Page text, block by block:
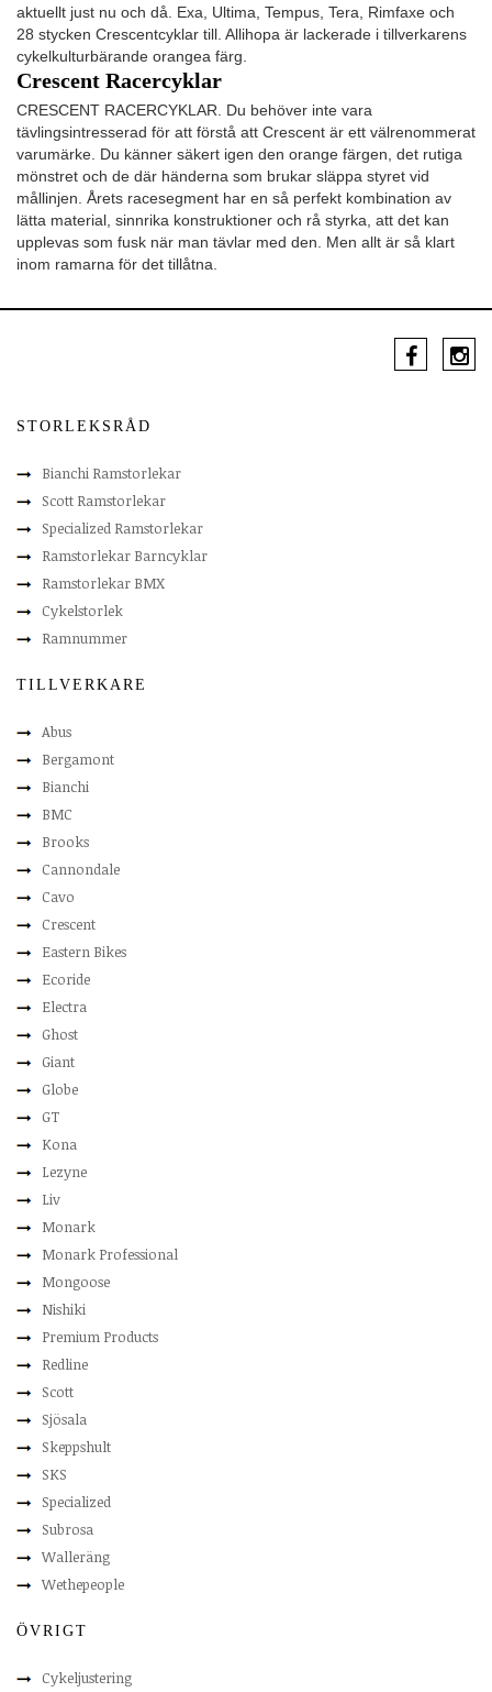
aktuellt just nu och då. Exa, Ultima, Tempus, Tera, Rimfaxe och
28 stycken Crescentcyklar till. Allihopa är lackerade i tillverkarens
cykelkulturbärande orangea färg.
Crescent Racercyklar
CRESCENT RACERCYKLAR. Du behöver inte vara
tävlingsintresserad för att förstå att Crescent är ett välrenommerat
varumärke. Du känner säkert igen den orange färgen, det rutiga
mönstret och de där händerna som brukar släppa styret vid
mållinjen. Årets racesegment har en så perfekt kombination av
lätta material, sinnrika konstruktioner och rå styrka, att det kan
upplevas som fusk när man tävlar med den. Men allt är så klart
inom ramarna för det tillåtna.
STORLEKSRÅD
Bianchi Ramstorlekar
Scott Ramstorlekar
Specialized Ramstorlekar
Ramstorlekar Barncyklar
Ramstorlekar BMX
Cykelstorlek
Ramnummer
TILLVERKARE
Abus
Bergamont
Bianchi
BMC
Brooks
Cannondale
Cavo
Crescent
Eastern Bikes
Ecoride
Electra
Ghost
Giant
Globe
GT
Kona
Lezyne
Liv
Monark
Monark Professional
Mongoose
Nishiki
Premium Products
Redline
Scott
Sjösala
Skeppshult
SKS
Specialized
Subrosa
Walleräng
Wethepeople
ÖVRIGT
Cykeljustering